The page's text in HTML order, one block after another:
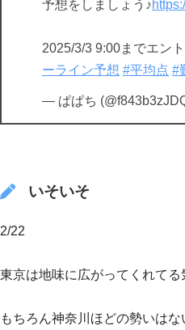
予想をしましょう♪
2025/3/3 9:00までエン
ーライン予想 #平均点 #
— ぱぱち
いそいそ
2/22
東京は地味に広がってくれてる
もちろん神奈川ほどの勢いはな